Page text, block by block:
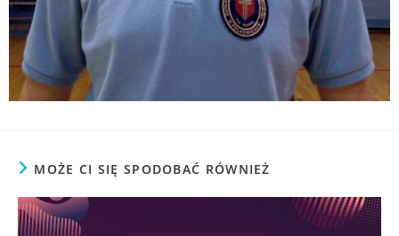
MOŻE CI SIĘ SPODOBAĆ RÓWNIEŻ